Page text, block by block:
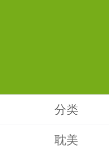
分类
耽美